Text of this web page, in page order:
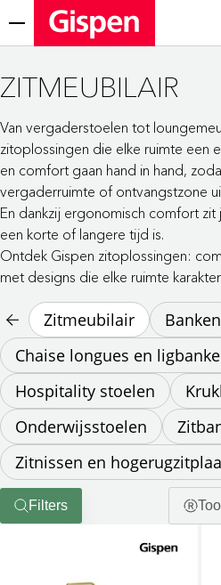
ZITMEUBILAIR
Van vergaderstoelen tot
zitoplossingen die elke ruimte een
en comfort gaan hand in hand,
vergaderruimte of ontvangstzone
En dankzij ergonomisch comfort
een korte of langere tijd is.
Ontdek Gispen zitoplossingen:
met designs die elke ruimte
Zitmeubilair
Banken
Chaise longues en
Hospitality stoelen
Onderwijsstoelen
Zitnissen en
Filters